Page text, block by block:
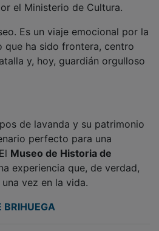
el Ministerio de Cultura.
Es un viaje emocional por la
que ha sido frontera, centro
y, hoy, guardián orgulloso
de lavanda y su patrimonio
perfecto para una
Museo de Historia de
experiencia que, de verdad,
vez en la vida.
BRIHUEGA